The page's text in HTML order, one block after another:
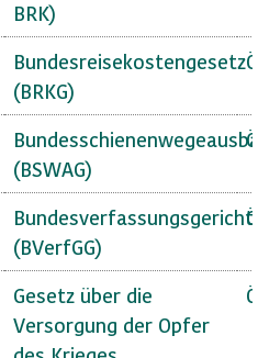
BRK)
Bundesreisekostengesetz
(BRKG)
(BSWAG)
(BVerfGG)
Gesetz über die
Versorgung der Opfer